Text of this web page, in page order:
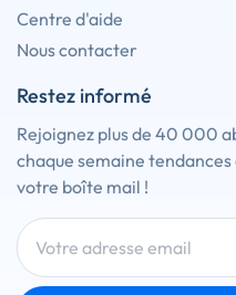
Centre d'aide
Nous contacter
Restez informé
Rejoignez plus de 40 000
chaque semaine
votre boîte mail !